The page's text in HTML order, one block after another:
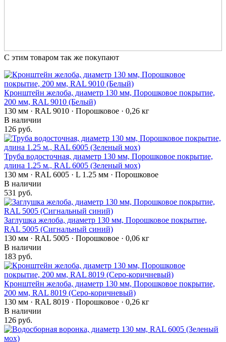
С этим товаром так же покупают
Кронштейн желоба, диаметр 130 мм, Порошковое покрытие,
200 мм, RAL 9010 (Белый)
130 мм · RAL 9010 · Порошковое · 0,26 кг
В наличии
126 руб.
Труба водосточная, диаметр 130 мм, Порошковое покрытие,
длина 1.25 м., RAL 6005 (Зеленый мох)
130 мм · RAL 6005 · L 1.25 мм · Порошковое
В наличии
531 руб.
Заглушка желоба, диаметр 130 мм, Порошковое покрытие,
RAL 5005 (Сигнальный синий)
130 мм · RAL 5005 · Порошковое · 0,06 кг
В наличии
183 руб.
Кронштейн желоба, диаметр 130 мм, Порошковое покрытие,
200 мм, RAL 8019 (Серо-коричневый)
130 мм · RAL 8019 · Порошковое · 0,26 кг
В наличии
126 руб.